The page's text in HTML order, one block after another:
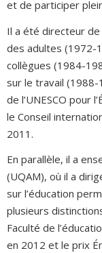
et de participer
Il a été directeur de
des adultes (1972-
collègues (1984-
sur le travail (1988-
de l’UNESCO pour
le Conseil
2011.
En parallèle, il a
(UQAM), où il a
sur l’éducation
plusieurs
Faculté de
en 2012 et le prix